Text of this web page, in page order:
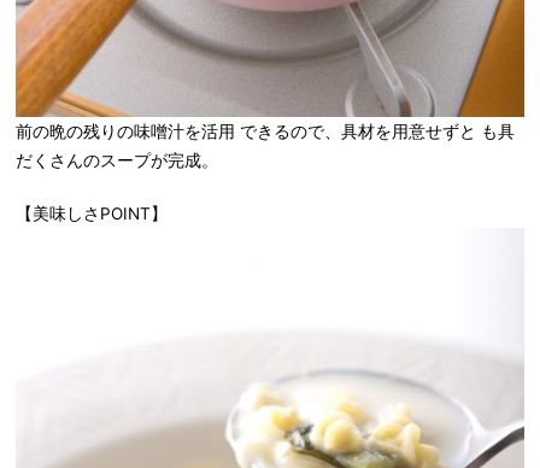
前の晩の残りの味噌汁を活用 できるので、具材を用意せずと も具
だくさんのスープが完成。
【美味しさPOINT】